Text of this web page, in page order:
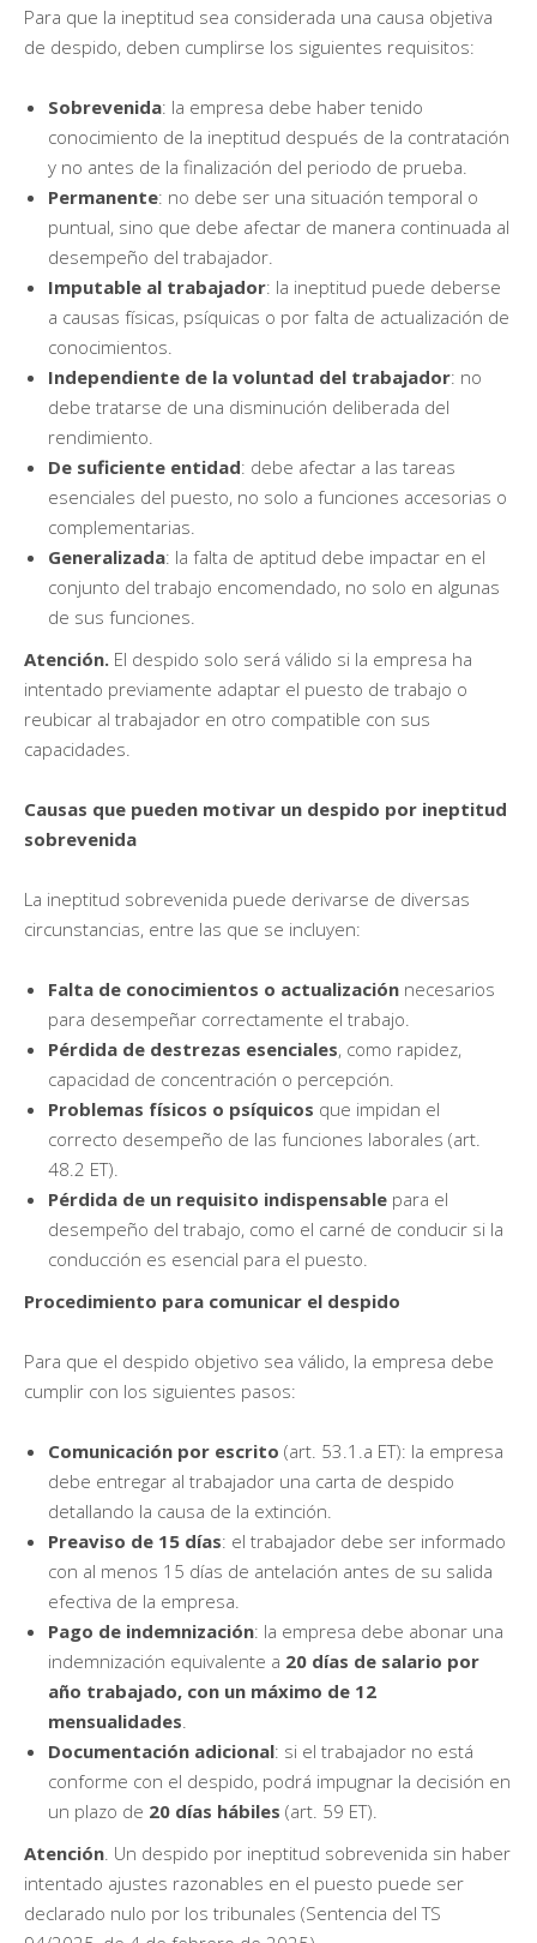
Para que la ineptitud sea considerada una causa objetiva
de despido, deben cumplirse los siguientes requisitos:
Sobrevenida: la empresa debe haber tenido
conocimiento de la ineptitud después de la contratación
y no antes de la finalización del periodo de prueba.
Permanente: no debe ser una situación temporal o
puntual, sino que debe afectar de manera continuada al
desempeño del trabajador.
Imputable al trabajador: la ineptitud puede deberse
a causas físicas, psíquicas o por falta de actualización de
conocimientos.
Independiente de la voluntad del trabajador: no
debe tratarse de una disminución deliberada del
rendimiento.
De suficiente entidad: debe afectar a las tareas
esenciales del puesto, no solo a funciones accesorias o
complementarias.
Generalizada: la falta de aptitud debe impactar en el
conjunto del trabajo encomendado, no solo en algunas
de sus funciones.
Atención. El despido solo será válido si la empresa ha
intentado previamente adaptar el puesto de trabajo o
reubicar al trabajador en otro compatible con sus
capacidades.
Causas que pueden motivar un despido por ineptitud
sobrevenida
La ineptitud sobrevenida puede derivarse de diversas
circunstancias, entre las que se incluyen:
Falta de conocimientos o actualización necesarios
para desempeñar correctamente el trabajo.
Pérdida de destrezas esenciales, como rapidez,
capacidad de concentración o percepción.
Problemas físicos o psíquicos que impidan el
correcto desempeño de las funciones laborales (art.
48.2 ET).
Pérdida de un requisito indispensable para el
desempeño del trabajo, como el carné de conducir si la
conducción es esencial para el puesto.
Procedimiento para comunicar el despido
Para que el despido objetivo sea válido, la empresa debe
cumplir con los siguientes pasos:
Comunicación por escrito (art. 53.1.a ET): la empresa
debe entregar al trabajador una carta de despido
detallando la causa de la extinción.
Preaviso de 15 días: el trabajador debe ser informado
con al menos 15 días de antelación antes de su salida
efectiva de la empresa.
Pago de indemnización: la empresa debe abonar una
indemnización equivalente a 20 días de salario por
año trabajado, con un máximo de 12
mensualidades
Documentación adicional: si el trabajador no está
conforme con el despido, podrá impugnar la decisión en
un plazo de 20 días hábiles (art. 59 ET).
Atención . Un despido por ineptitud sobrevenida sin haber
intentado ajustes razonables en el puesto puede ser
declarado nulo por los tribunales (Sentencia del TS